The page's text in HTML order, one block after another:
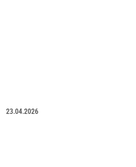
23.04.2026